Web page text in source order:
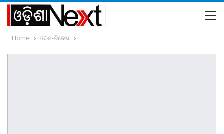
Home ଦେଶ-ବିଦେଶ